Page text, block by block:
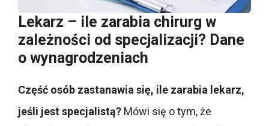
Lekarz – ile zarabia chirurg w
zależności od specjalizacji? Dane
o wynagrodzeniach
Część osób zastanawia się, ile zarabia lekarz,
jeśli jest specjalistą? Mówi się o tym, że